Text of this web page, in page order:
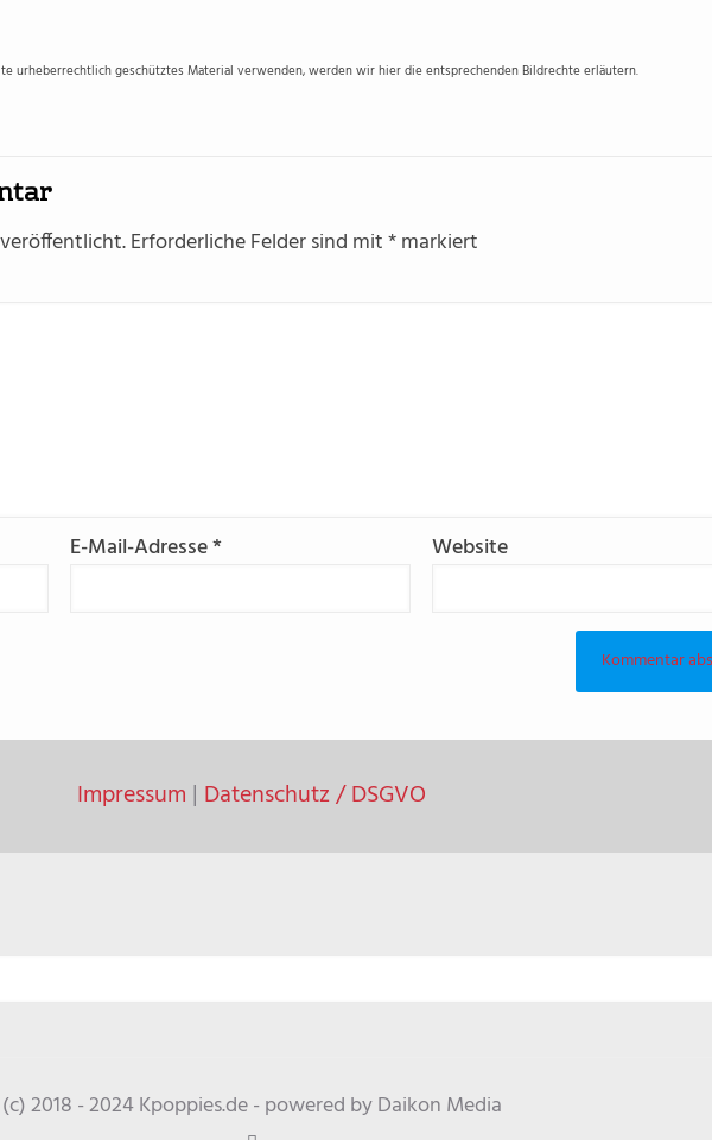
urheberrechtlich geschütztes Material verwenden, werden wir hier die entsprechenden Bildrechte erläutern.
Erforderliche Felder sind mit*markiert
E-Mail-Adresse* Website
Impressum | Datenschutz / DSGVO
(c) 2018 - 2024 Kpoppies.de - powered by Daikon Media